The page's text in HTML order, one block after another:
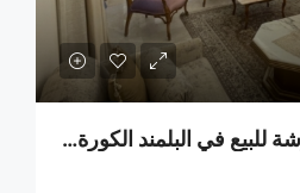
R9-3726شقة مفروشة للبيع في البلمند الكورة – 185 م²